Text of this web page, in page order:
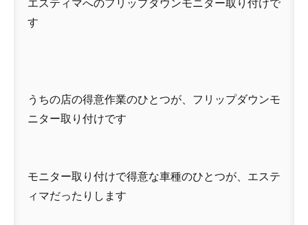
エスティマへのフリップダウンモニター取り付けで
す
うちの店の得意作業のひとつが、フリップダウンモ
ニター取り付けです
モニター取り付けで得意な車種のひとつが、エステ
ィマだったりします